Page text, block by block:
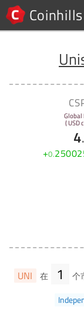
Coinhills
Global
( USD
4
+0.
UNI 在 1 个